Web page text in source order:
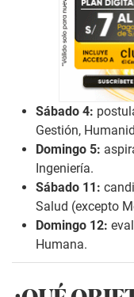
Sábado 4:
Gestión,
Domingo 5:
Ingeniería.
Sábado 11:
Salud (excepto
Domingo 12:
Humana.